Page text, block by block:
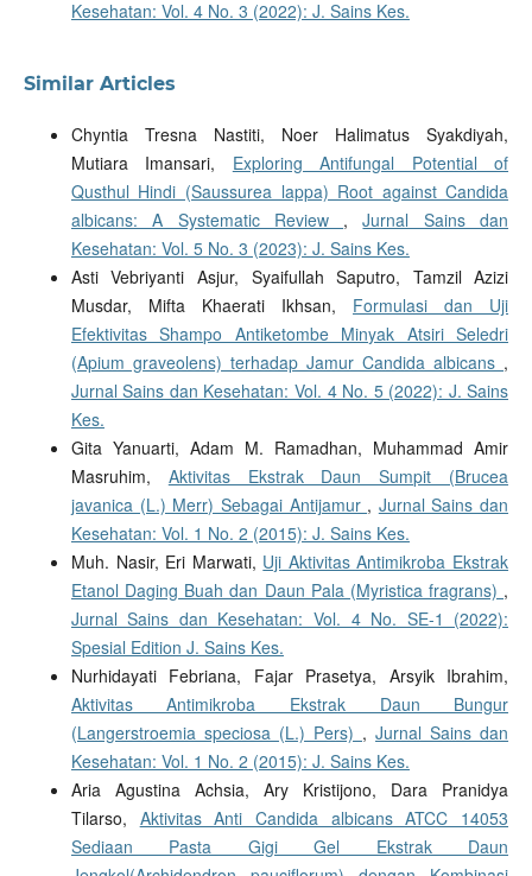
Kesehatan: Vol. 4 No. 3 (2022): J. Sains Kes.
Similar Articles
Chyntia Tresna Nastiti, Noer Halimatus Syakdiyah,
Mutiara Imansari, Exploring Antifungal Potential of
Qusthul Hindi (Saussurea lappa) Root against Candida
albicans: A Systematic Review ,Jurnal Sains dan
Kesehatan: Vol. 5 No. 3 (2023): J. Sains Kes.
Asti Vebriyanti Asjur, Syaifullah Saputro, Tamzil Azizi
Musdar, Mifta Khaerati Ikhsan, Formulasi dan Uji
Efektivitas Shampo Antiketombe Minyak Atsiri Seledri
(Apium graveolens) terhadap Jamur Candida albicans ,
Jurnal Sains dan Kesehatan: Vol. 4 No. 5 (2022): J. Sains
Kes.
Gita Yanuarti, Adam M. Ramadhan, Muhammad Amir
Masruhim, Aktivitas Ekstrak Daun Sumpit (Brucea
javanica (L.) Merr) Sebagai Antijamur , Jurnal Sains dan
Kesehatan: Vol. 1 No. 2 (2015): J. Sains Kes.
Muh. Nasir, Eri Marwati, Uji Aktivitas Antimikroba Ekstrak
Etanol Daging Buah dan Daun Pala (Myristica fragrans) ,
Jurnal Sains dan Kesehatan: Vol. 4 No. SE-1 (2022):
Spesial Edition J. Sains Kes.
Nurhidayati Febriana, Fajar Prasetya, Arsyik Ibrahim,
Aktivitas Antimikroba Ekstrak Daun Bungur
(Langerstroemia speciosa (L.) Pers) ,Jurnal Sains dan
Kesehatan: Vol. 1 No. 2 (2015): J. Sains Kes.
Aria Agustina Achsia, Ary Kristijono, Dara Pranidya
Tilarso, Aktivitas Anti Candida albicans ATCC 14053
Sediaan Pasta Gigi Gel Ekstrak Daun